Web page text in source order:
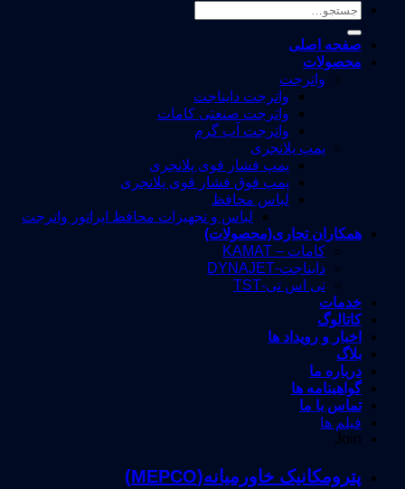
جستجو
صفحه اصلی
محصولات
واترجت
واترجت دایناجت
واترجت صنعتی کامات
واترجت آب گرم
پمپ پلانجری
پمپ فشار قوی پلانجری
پمپ فوق فشار قوی پلانجری
لباس محافظ
لباس و تجهیزات محافظ اپراتور واترجت
همکاران تجاری(محصولات)
کامات – KAMAT
دایناجت-DYNAJET
تی اس تی-TST
خدمات
کاتالوگ
اخبار و رویداد ها
بلاگ
درباره ما
گواهینامه ها
تماس با ما
فیلم ها
Join
پترومکانیک خاورمیانه(MEPCO)